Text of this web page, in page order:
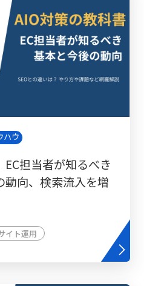
ハウ
担当者が知るべき
動向、検索流入を増
イト運用